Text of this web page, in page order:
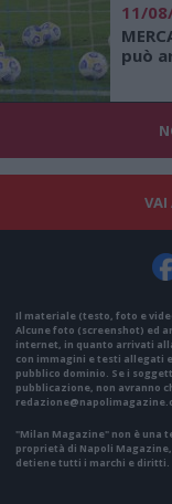
11/
può
VAI
Il materiale (testo, foto e
Alcune foto (screenshot) ed
internet, in quanto arrivati
con immagini e testi allegati
pubblico dominio. Se i
pubblicazione, non avranno
"Milan Magazine" non è una
proprietà di Napoli
detiene tutti i marchi e diritti.